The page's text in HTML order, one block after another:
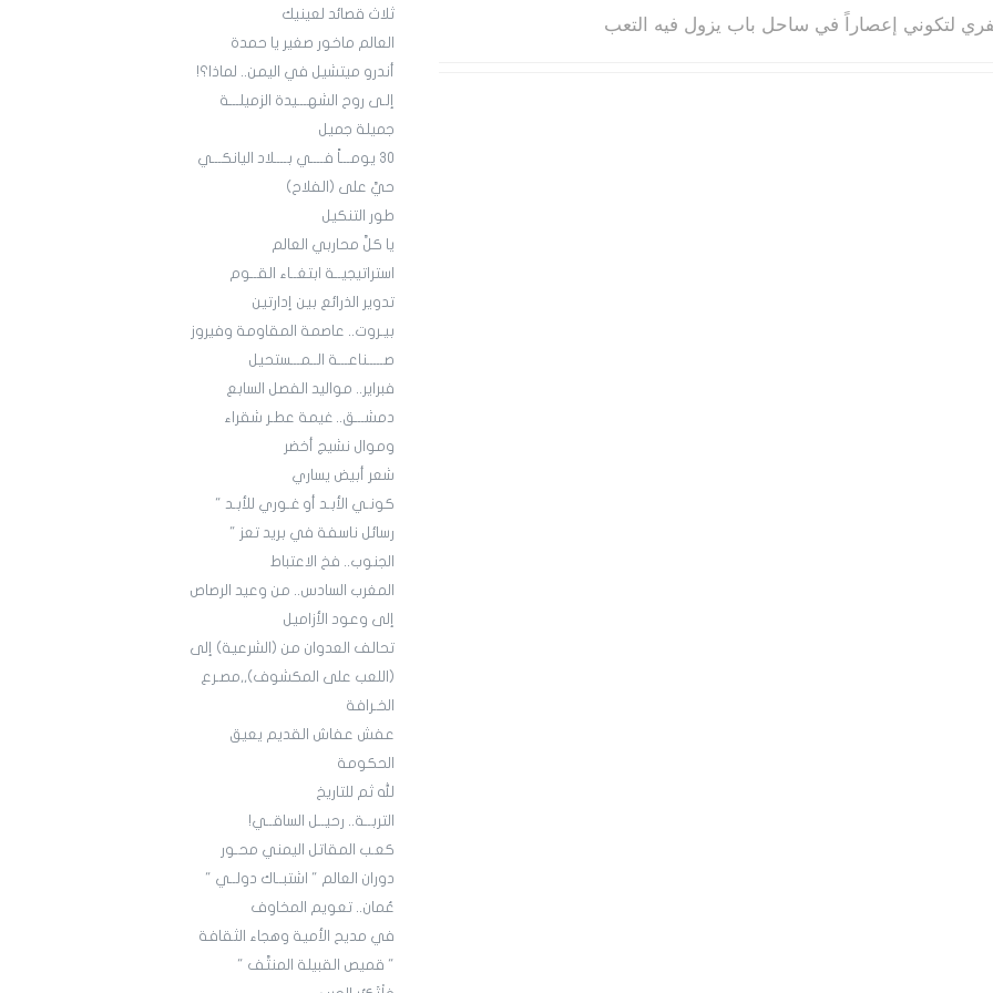
ثلاث قصائد لعينيك
العالم ماخور صغير يا حمدة
أندرو ميتشيل في اليمن.. لماذا؟!
إلـى روح الشهـــيدة الزميلـــة
جميلة جميل
30 يومـــاً فــــي بــــلاد اليانكـــي
حيَّ على (الفلاح)
طور التنكيل
يا كلَّ محاربي العالم
استراتيجيــة ابتغــاء القــوم
تدوير الذرائع بين إدارتين
بيـروت.. عاصمة المقاومة وفيروز
صـــــناعـــة الــمـــستحيل
فبراير.. مواليد الفصل السابع
دمشـــق.. غيمة عطـر شقراء
وموال نشيج أخضر
شعر أبيض يساري
كونـي الأبـد أو غـوري للأبـد "
رسائل ناسفة في بريد تعز "
الجنوب.. فخ الاعتباط
المغرب السادس.. من وعيد الرصاص
إلى وعود الأزاميل
تحالف العدوان من (الشرعية) إلى
(اللعب على المكشوف),,مصـرع
الخـرافة
عفش عفاش القديم يعيق
الحكومة
لله ثم للتاريخ
التربــة.. رحيــل الساقــي!
كعـب المقاتل اليمني محـور
دوران العالم " اشتبــاك دولــي "
عُمان.. تعويم المخاوف
في مديح الأمية وهجاء الثقافة
" قميص القبيلة المنتَّف "
لتكوني إعصاراً في ساحل باب يزول فيه التعب